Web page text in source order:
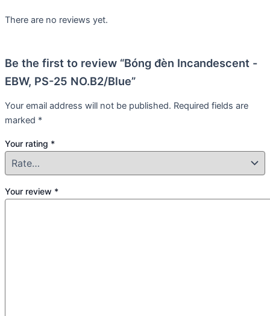
There are no reviews yet.
Be the first to review “Bóng đèn Incandescent -
EBW, PS-25 NO.B2/Blue”
Your email address will not be published. Required fields are
marked *
Your rating *
Your review *